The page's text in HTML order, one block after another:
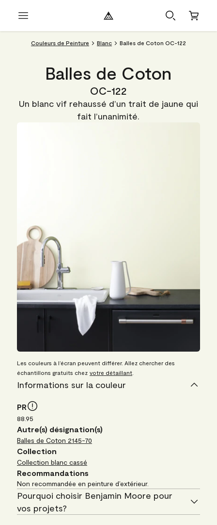
Couleurs de Peinture Blanc Balles de Coton OC-122
Balles de Coton
OC-122
Un blanc vif rehaussé d’un trait de jaune qui
fait l’unanimité.
Les couleurs à l’écran peuvent différer. Allez chercher des
échantillons gratuits chez votre détaillant
Informations sur la couleur
PR
88.95
Autre(s) désignation(s)
Balles de Coton 2145-70
Collection
Collection blanc cassé
Recommandations
Non recommandée en peinture d’extérieur.
Pourquoi choisir Benjamin Moore pour
vos projets?